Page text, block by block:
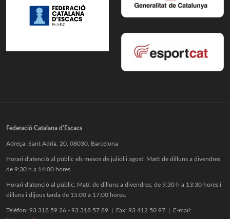
Federació Catalana d'Escacs
Adreça: Sant Adrià, 20, 08030, Barcelona
Horari d'atenció al públic els mesos de juliol i agost: Matí: de dilluns a divendres,
de 9:30 h a 14:00 hores.
Horari d'atenció al públic: Matí: de dilluns a divendres, de 9:30 h a 13:30 hores i
dilluns i dijous tarda de 15:00 a 17:00 hores.
Telèfon: 93 318 59 26 - 93 318 57 89 | Fax: 93 412 50 97 | E-mail: